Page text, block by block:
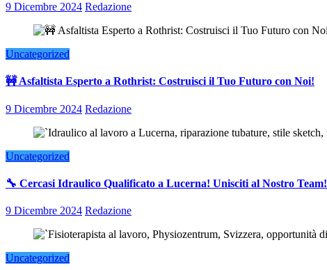
9 Dicembre 2024 Redazione
Uncategorized
🚧 Asfaltista Esperto a Rothrist: Costruisci il Tuo Futuro con Noi!
9 Dicembre 2024 Redazione
Uncategorized
🔧 Cercasi Idraulico Qualificato a Lucerna! Unisciti al Nostro Team!
9 Dicembre 2024 Redazione
Uncategorized